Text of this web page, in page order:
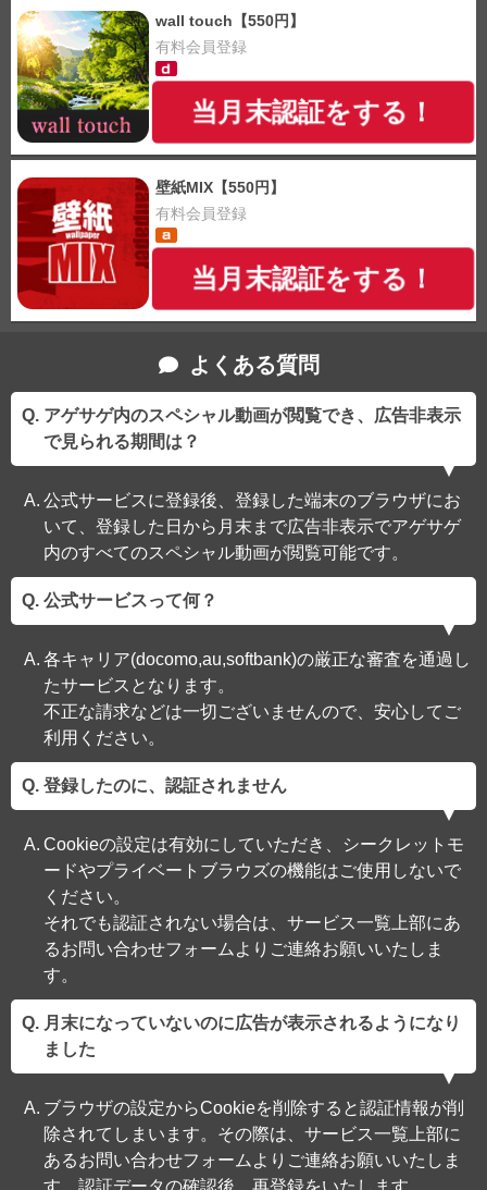
wall touch【550円】
有料会員登録
当月末認証をする！
壁紙MIX【550円】
有料会員登録
当月末認証をする！
よくある質問
アゲサゲ内のスペシャル動画が閲覧でき、広告非表示
で見られる期間は？
公式サービスに登録後、登録した端末のブラウザにお
いて、登録した日から月末まで広告非表示でアゲサゲ
内のすべてのスペシャル動画が閲覧可能です。
公式サービスって何？
各キャリア(docomo,au,softbank)の厳正な審査を通過し
たサービスとなります。
不正な請求などは一切ございませんので、安心してご
利用ください。
登録したのに、認証されません
Cookieの設定は有効にしていただき、シークレットモ
ードやプライベートブラウズの機能はご使用しないで
ください。
それでも認証されない場合は、サービス一覧上部にあ
るお問い合わせフォームよりご連絡お願いいたしま
す。
月末になっていないのに広告が表示されるようになり
ました
ブラウザの設定からCookieを削除すると認証情報が削
除されてしまいます。その際は、サービス一覧上部に
あるお問い合わせフォームよりご連絡お願いいたしま